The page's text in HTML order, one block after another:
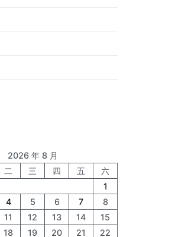
2026 年 8 月
二 三 四 五
六
1
4 5 6 7
8
11 12 13 14
15
18 19 20 21
22